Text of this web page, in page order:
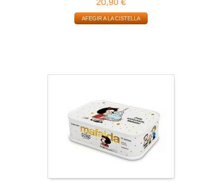
20,90 €
AFEGIR A LA CISTELLA